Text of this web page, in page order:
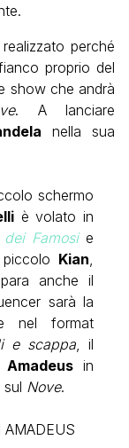
perché
proprio del
show che andrà
. A lanciare
nella sua
schermo
è volato in
dei Famosie
Kian
anche il
sarà la
nel format
e scappa , il
Amadeus in
Nove.
AMADEUS